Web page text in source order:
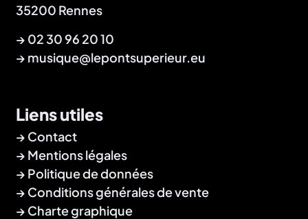
35200 Rennes
→ 02 30 96 20 10
→ musique@lepontsuperieur.eu
Liens utiles
Contact
Mentions légales
Politique de données
Conditions générales de vente
Charte graphique